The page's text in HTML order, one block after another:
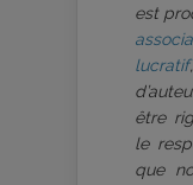
est
lucratif
être
le
que